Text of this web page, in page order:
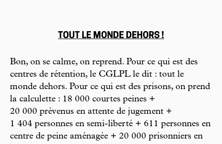
TOUT LE MONDE DEHORS !
Bon, on se calme, on reprend. Pour ce qui est des
centres de rétention, le CGLPL le dit : tout le
monde dehors. Pour ce qui est des prisons, on prend
la calculette : 18 000 courtes peines +
20 000 prévenus en attente de jugement +
1 404 personnes en semi-liberté + 611 personnes en
centre de peine aménagée + 20 000 prisonniers en